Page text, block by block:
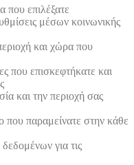
επιλέξατε
μέσων κοινωνικής
και χώρα που
που επισκεφτήκατε και
και την περιοχή σας
παραμείνατε στην κάθε
για τις